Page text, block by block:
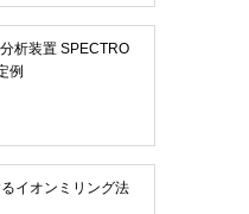
析装置 SPECTRO
例
イオンミリング法